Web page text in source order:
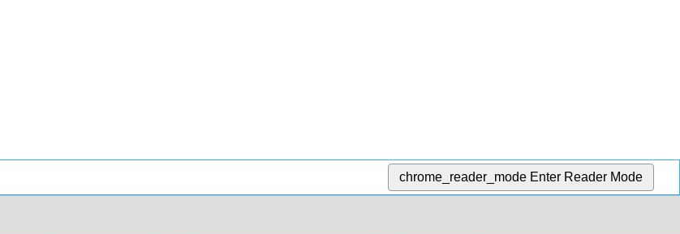
chrome_reader_mode Enter Reader Mode